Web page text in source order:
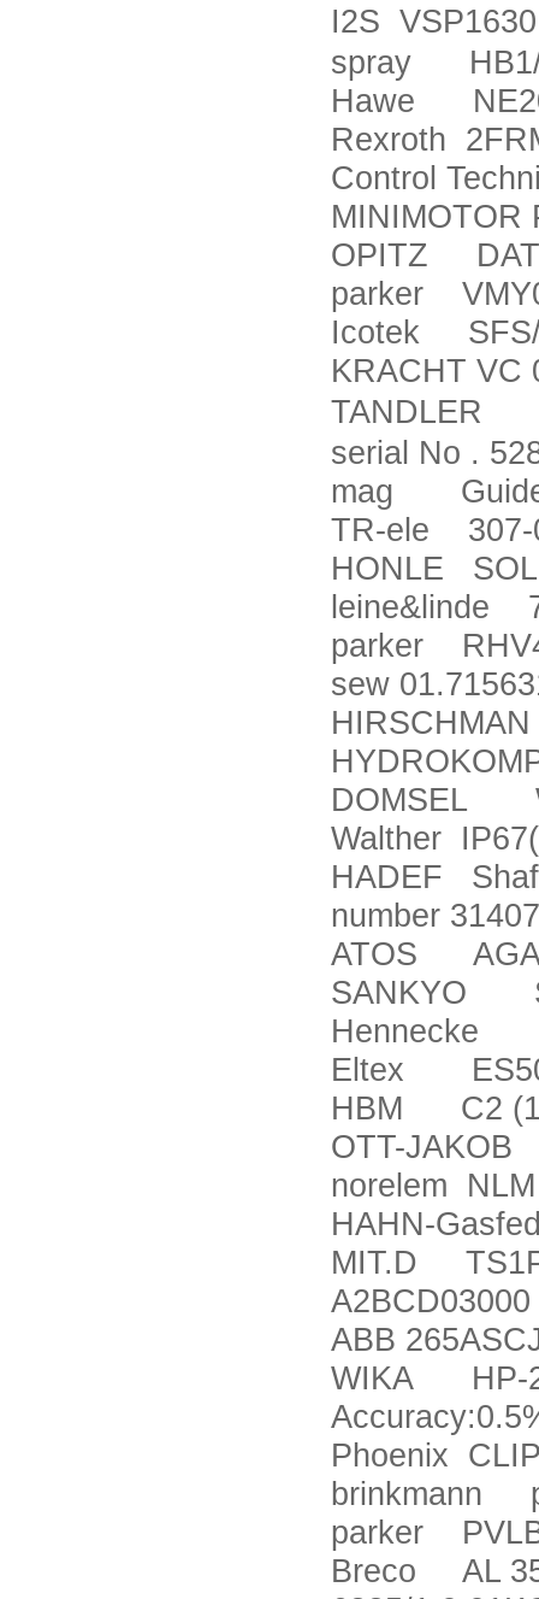
I2S
spray HB1/
Hawe
Rexroth
Control
MINIMOTOR
OPITZ
parker
Icotek SFS/
KRACHT VC
TANDLER
serial No .
mag Guide
TR-ele 307-
HONLE
leine&linde
parker
sew
DOMSEL
Walther
HADEF
number
ATOS
SANKYO
Hennecke
Eltex ES50/
HBM C2
OTT-
norelem
HAHN-
MIT.D
ABB
WIKA HP-2-
Phoenix
brinkmann
parker
Breco AL